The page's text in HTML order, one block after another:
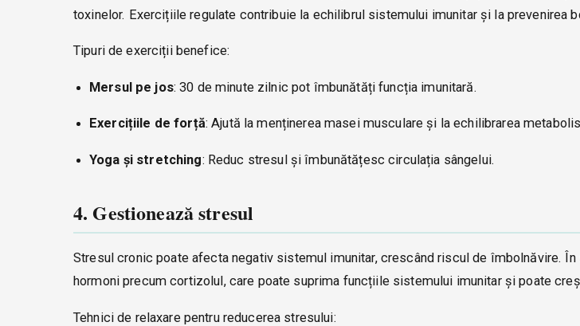
toxinelor. Exercițiile regulate contribuie la echilibrul sistemului imunitar și la prevenirea
Tipuri de exerciții benefice:
Mersul pe jos: 30 de minute zilnic pot îmbunătăți funcția imunitară.
Exercițiile de forță: Ajută la menținerea masei musculare și la echilibrarea
Yoga și stretching: Reduc stresul și îmbunătățesc circulația sângelui.
4. Gestionează stresul
Stresul cronic poate afecta negativ sistemul imunitar, crescând riscul de îmbolnăvire.
hormoni precum cortizolul, care poate suprima funcțiile sistemului imunitar și poate
Tehnici de relaxare pentru reducerea stresului: